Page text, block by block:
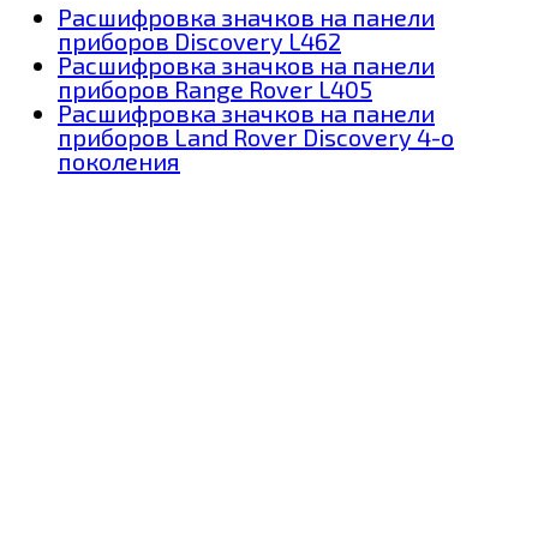
Расшифровка значков на панели
приборов Discovery L462
Расшифровка значков на панели
приборов Range Rover L405
Расшифровка значков на панели
приборов Land Rover Discovery 4-о
поколения